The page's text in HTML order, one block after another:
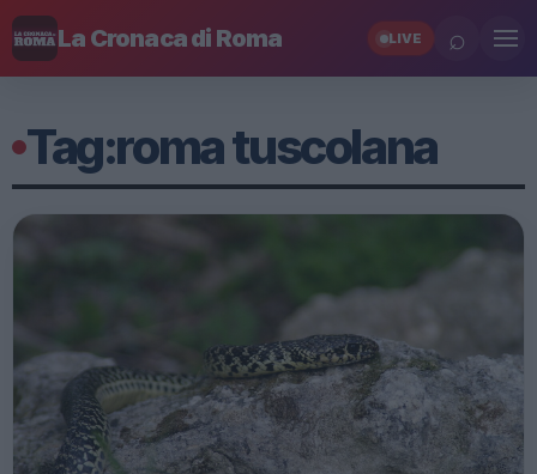
La Cronaca di Roma LIVE ⌕
Tag:roma tuscolana